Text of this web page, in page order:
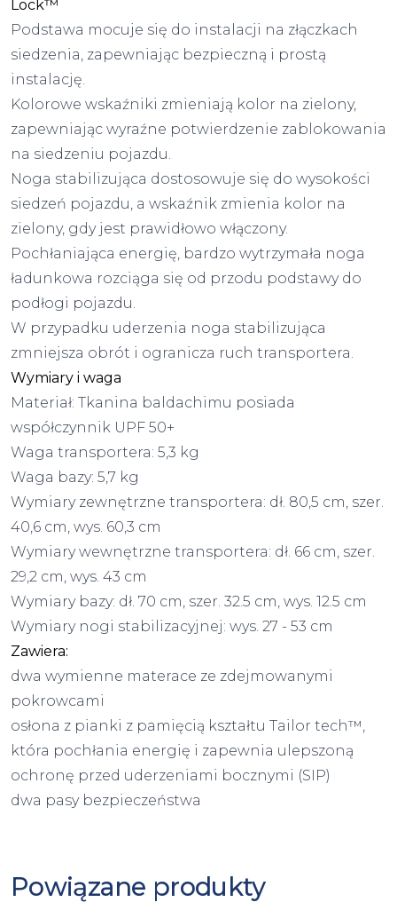
Lock™
Podstawa mocuje się do instalacji na złączkach
siedzenia, zapewniając bezpieczną i prostą
instalację.
Kolorowe wskaźniki zmieniają kolor na zielony,
zapewniając wyraźne potwierdzenie zablokowania
na siedzeniu pojazdu.
Noga stabilizująca dostosowuje się do wysokości
siedzeń pojazdu, a wskaźnik zmienia kolor na
zielony, gdy jest prawidłowo włączony.
Pochłaniająca energię, bardzo wytrzymała noga
ładunkowa rozciąga się od przodu podstawy do
podłogi pojazdu.
W przypadku uderzenia noga stabilizująca
zmniejsza obrót i ogranicza ruch transportera.
Wymiary i waga
Materiał: Tkanina baldachimu posiada
współczynnik UPF 50+
Waga transportera: 5,3 kg
Waga bazy: 5,7 kg
Wymiary zewnętrzne transportera: dł. 80,5 cm, szer.
40,6 cm, wys. 60,3 cm
Wymiary wewnętrzne transportera: dł. 66 cm, szer.
29,2 cm, wys. 43 cm
Wymiary bazy: dł. 70 cm, szer. 32.5 cm, wys. 12.5 cm
Wymiary nogi stabilizacyjnej: wys. 27 - 53 cm
Zawiera:
dwa wymienne materace ze zdejmowanymi
pokrowcami
osłona z pianki z pamięcią kształtu Tailor tech™,
która pochłania energię i zapewnia ulepszoną
ochronę przed uderzeniami bocznymi (SIP)
dwa pasy bezpieczeństwa
Powiązane produkty